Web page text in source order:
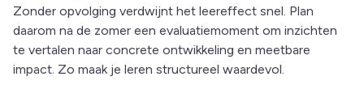
Zonder opvolging verdwijnt het leereffect snel. Plan
daarom na de zomer een evaluatiemoment om inzichten
te vertalen naar concrete ontwikkeling en meetbare
impact. Zo maak je leren structureel waardevol.